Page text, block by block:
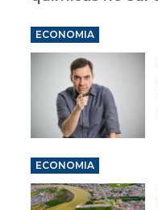
ECONOMIA
ECONOMIA